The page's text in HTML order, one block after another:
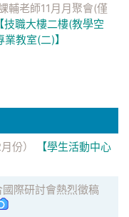
輔老師11月月聚會(僅
【技職大樓二樓(教學空
教室(二)】
份）
【學生活動中心
際研討會熱烈徵稿